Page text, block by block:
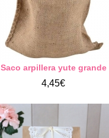
Saco arpillera yute grande
4,45€